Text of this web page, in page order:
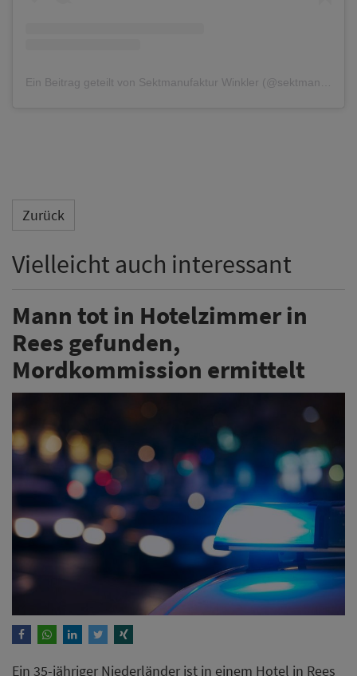
Ein Beitrag geteilt von Sektmanufaktur Winkler (@sektmanufakturwinkler)
Zurück
Vielleicht auch interessant
Mann tot in Hotelzimmer in
Rees gefunden,
Mordkommission ermittelt
Ein 35-jähriger Niederländer ist in einem Hotel in Rees